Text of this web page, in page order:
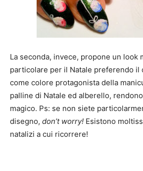
La seconda, invece, propone un look
particolare per il Natale preferendo il
come colore protagonista della
palline di Natale ed alberello,
magico. Ps: se non siete
disegno, don’t worry! Esistono
natalizi a cui ricorrere!